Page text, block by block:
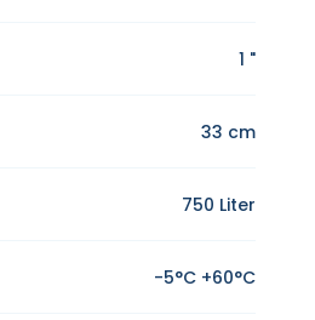
1 "
33 cm
750 Liter
-5°C +60°C